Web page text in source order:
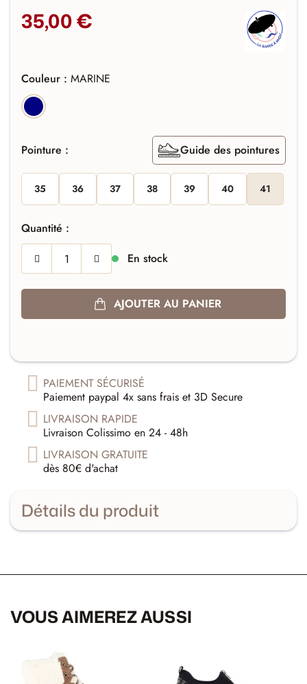
35,00 €
Couleur : MARINE
MARINE
Pointure : Guide des pointures
35 36 37 38 39 40 41
Quantité :
En stock
AJOUTER AU PANIER
PAIEMENT SÉCURISÉ
Paiement paypal 4x sans frais et 3D Secure
LIVRAISON RAPIDE
Livraison Colissimo en 24 - 48h
LIVRAISON GRATUITE
dès 80€ d'achat
Détails du produit
VOUS AIMEREZ AUSSI